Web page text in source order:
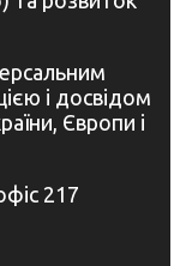
і досвідом
Європи і
217